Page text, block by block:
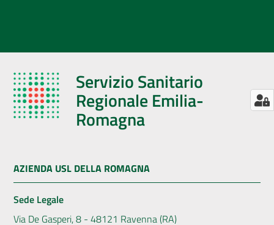
Servizio Sanitario
Regionale Emilia-
Romagna
AZIENDA USL DELLA ROMAGNA
Sede Legale
Via De Gasperi, 8 - 48121 Ravenna (RA)